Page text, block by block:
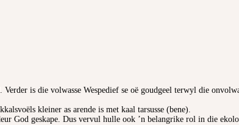
is die volwasse Wespedief se oë goudgeel terwyl die
kleiner as arende is met kaal tarsusse (bene).
God geskape. Dus vervul hulle ook ’n belangrike rol in die